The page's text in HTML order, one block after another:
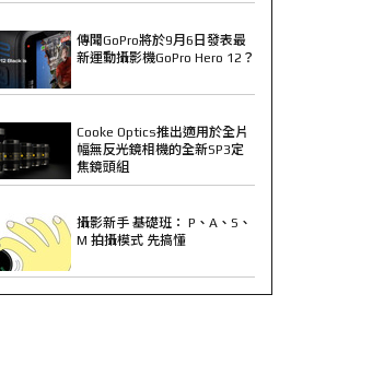
傳聞GoPro將於9月6日發表最
新運動攝影機GoPro Hero 12？
Cooke Optics推出適用於全片
幅無反光鏡相機的全新SP3定
焦鏡頭組
攝影新手 基礎班： P、A、S、
M 拍攝模式 先搞懂